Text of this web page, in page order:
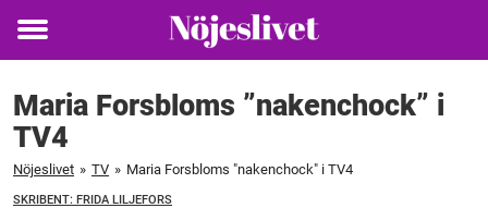
Toggle
Maria Forsbloms ”nakenchock” i
TV4
Nöjeslivet » TV » Maria Forsbloms "nakenchock" i TV4
SKRIBENT: FRIDA LILJEFORS